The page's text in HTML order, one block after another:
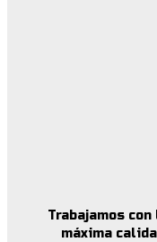
Trabajamos
máxima